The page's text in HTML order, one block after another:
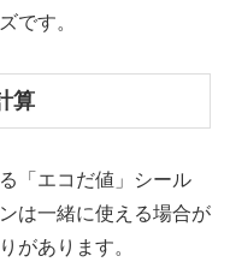
です。
算
「エコだ値」シール
は一緒に使える場合が
があります。